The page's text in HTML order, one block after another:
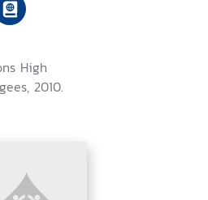
of
Persons
High
2010.